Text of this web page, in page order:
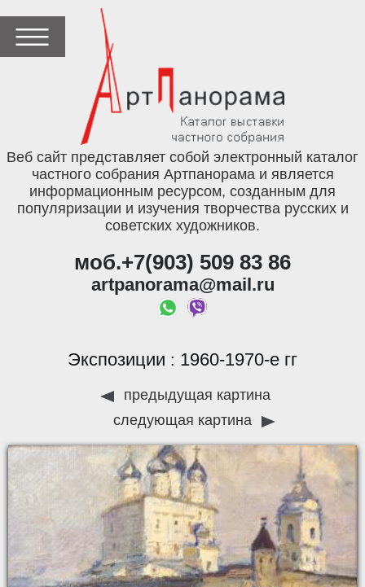
Веб сайт представляет собой электронный каталог
частного собрания Артпанорама и является
информационным ресурсом, созданным для
популяризации и изучения творчества русских и
советских художников.
моб.+7(903) 509 83 86
artpanorama@mail.ru
Экспозиции : 1960-1970-е гг
предыдущая картина
следующая картина